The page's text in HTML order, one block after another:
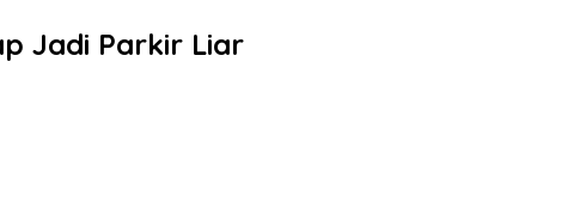
Jadi Parkir Liar